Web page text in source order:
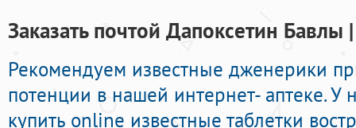
Заказать почтой Дапоксетин Бавлы
Рекомендуем известные дженерики
потенции в нашей интернет- аптеке.
купить online известные таблетки